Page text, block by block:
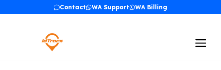
Contact WA Support WA Billing